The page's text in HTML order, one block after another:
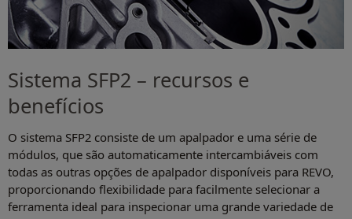
Sistema SFP2 – recursos e
benefícios
O sistema SFP2 consiste de um apalpador e uma série de
módulos, que são automaticamente intercambiáveis com
todas as outras opções de apalpador disponíveis para REVO,
proporcionando flexibilidade para facilmente selecionar a
ferramenta ideal para inspecionar uma grande variedade de